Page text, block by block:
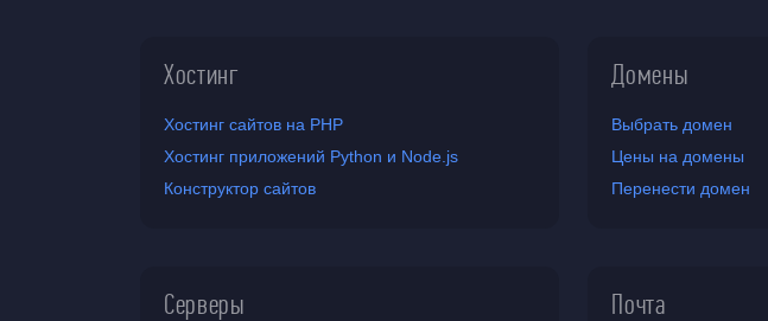
Хостинг
Хостинг сайтов на PHP
Хостинг приложений Python и Node.js
Конструктор сайтов
Домены
Выбрать домен
Цены на домены
Перенести домен
Серверы Почта